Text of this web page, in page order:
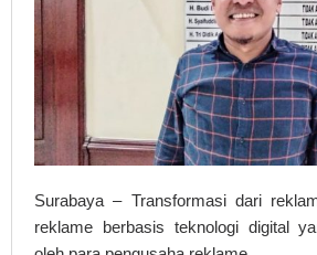
Surabaya – Transformasi dari
reklame berbasis teknologi digital